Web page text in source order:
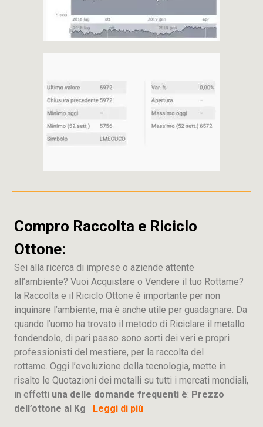
Compro Raccolta e Riciclo
Ottone:
Sei alla ricerca di imprese o aziende attente
all’ambiente? Vuoi Acquistare o Vendere il tuo Rottame?
la Raccolta e il Riciclo Ottone è importante per non
inquinare l’ambiente, ma è anche utile per guadagnare. Da
quando l’uomo ha trovato il metodo di Riciclare il metallo
fondendolo, di pari passo sono sorti dei veri e propri
professionisti del mestiere, per la raccolta del
rottame. Oggi l’evoluzione della tecnologia, mette in
risalto le Quotazioni dei metalli su tutti i mercati mondiali,
in effetti una delle domande frequenti è: Prezzo
dell’ottone al Kg Leggi di più